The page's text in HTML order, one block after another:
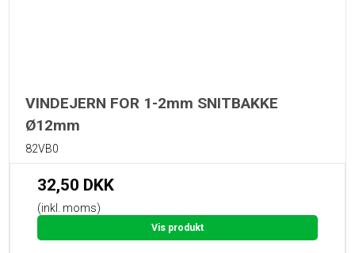
VINDEJERN FOR 1-2mm SNITBAKKE
Ø12mm
82VB0
32,50 DKK
(inkl. moms)
Vis produkt